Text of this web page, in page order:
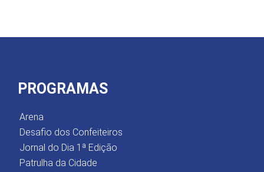
PROGRAMAS
Arena
Desafio dos Confeiteiros
Jornal do Dia 1ª Edição
Patrulha da Cidade